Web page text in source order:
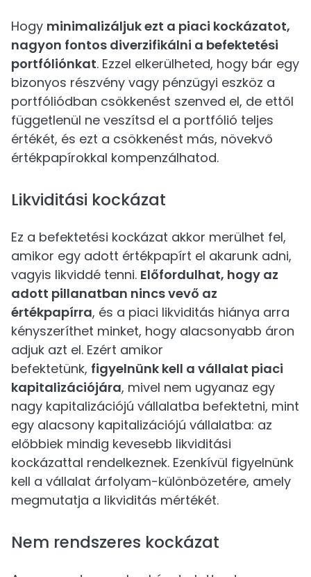
Hogy minimalizáljuk ezt a piaci kockázatot,
nagyon fontos diverzifikálni a befektetési
portfóliónkat. Ezzel elkerülheted, hogy bár egy
bizonyos részvény vagy pénzügyi eszköz a
portfóliódban csökkenést szenved el, de ettől
függetlenül ne veszítsd el a portfólió teljes
értékét, és ezt a csökkenést más, növekvő
értékpapírokkal kompenzálhatod.
Likviditási kockázat
Ez a befektetési kockázat akkor merülhet fel,
amikor egy adott értékpapírt el akarunk adni,
vagyis likviddé tenni. Előfordulhat, hogy az
adott pillanatban nincs vevő az
értékpapírra, és a piaci likviditás hiánya arra
kényszeríthet minket, hogy alacsonyabb áron
adjuk azt el. Ezért amikor
befektetünk, figyelnünk kell a vállalat piaci
kapitalizációjára, mivel nem ugyanaz egy
nagy kapitalizációjú vállalatba befektetni, mint
egy alacsony kapitalizációjú vállalatba: az
előbbiek mindig kevesebb likviditási
kockázattal rendelkeznek. Ezenkívül figyelnünk
kell a vállalat árfolyam-különbözetére, amely
megmutatja a likviditás mértékét.
Nem rendszeres kockázat